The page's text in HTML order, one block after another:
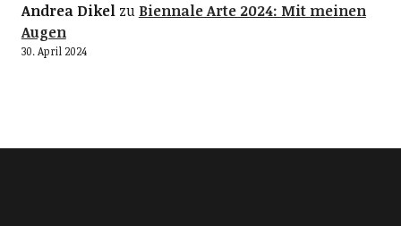
Andrea Dikelzu Biennale Arte 2024: Mit meinen
Augen
30. April 2024